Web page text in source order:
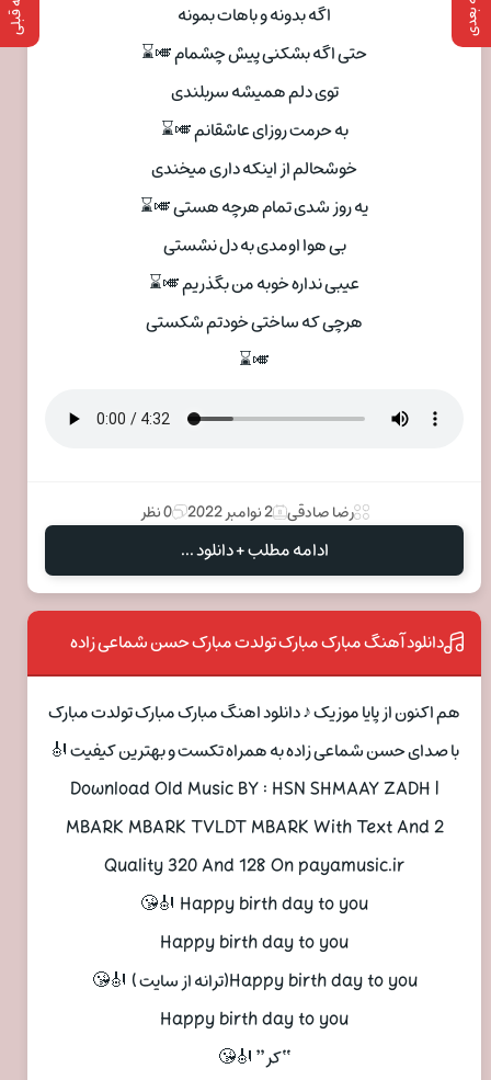
اگه بدونه و باهات بمونه
حتی اگه بشکنی پیش چشمام 🎺⌛
توی دلم همیشه سربلندی
به حرمت روزای عاشقانم 🎺⌛
خوشحالم از اینکه داری میخندی
یه روز شدی تمام هرچه هستی 🎺⌛
بی هوا اومدی به دل نشستی
عیبی نداره خوبه من بگذریم 🎺⌛
هرچی که ساختی خودتم شکستی
🎺⌛
رضا صادقی 2 نوامبر 2022 0 نظر
ادامه مطلب + دانلود ...
دانلود آهنگ مبارک مبارک تولدت مبارک حسن شماعی زاده
هم اکنون از پایا موزیک ♪ دانلود اهنگ مبارک مبارک تولدت مبارک
با صدای حسن شماعی زاده به همراه تکست و بهترین کیفیت 🎻
Download Old Music BY : HSN SHMAAY ZADH |
MBARK MBARK TVLDT MBARK With Text And 2
Quality 320 And 128 On payamusic.ir
Happy birth day to you 🎻😘
Happy birth day to you
Happy birth day to you(ترانه از سایت ) 🎻😘
Happy birth day to you
“کر” 🎻😘